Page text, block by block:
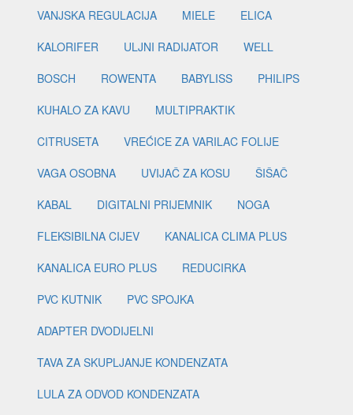
VANJSKA REGULACIJA
MIELE
ELICA
KALORIFER
ULJNI RADIJATOR
WELL
BOSCH
ROWENTA BABYLISS
PHILIPS
KUHALO ZA KAVU
MULTIPRAKTIK
CITRUSETA
VREĆICE ZA VARILAC FOLIJE
VAGA OSOBNA
UVIJAČ ZA KOSU
ŠIŠAČ
KABAL
DIGITALNI PRIJEMNIK
NOGA
FLEKSIBILNA CIJEV
KANALICA CLIMA PLUS
KANALICA EURO PLUS
REDUCIRKA
PVC KUTNIK
PVC SPOJKA
ADAPTER DVODIJELNI
TAVA ZA SKUPLJANJE KONDENZATA
LULA ZA ODVOD KONDENZATA